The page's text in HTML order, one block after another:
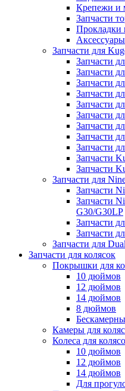
Крепежи и
Запчасти
Прокладки
Аксессуары
Запчасти для
Запчасти
Запчасти
Запчасти
Запчасти
Запчасти
Запчасти
Запчасти
Запчасти
Запчасти
Запчасти
Запчасти
Запчасти для
Запчасти
Запчасти
G30/G30LP
Запчасти
Запчасти
Запчасти для
Запчасти для колясок
Покрышки для
10 дюймов
12 дюймов
14 дюймов
8 дюймов
Камеры для
Колеса для
10 дюймов
12 дюймов
14 дюймов
Для